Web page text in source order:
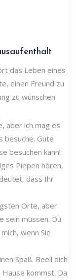
das Leben eines
einen Freund zu
zu wünschen.
aber ich mag es
besuche. Gute
besuchen kann!
Piepen hören,
dass Ihr
Orte, aber
sein müssen. Du
wenn Sie
Spaß. Beeil dich
kommst. Da